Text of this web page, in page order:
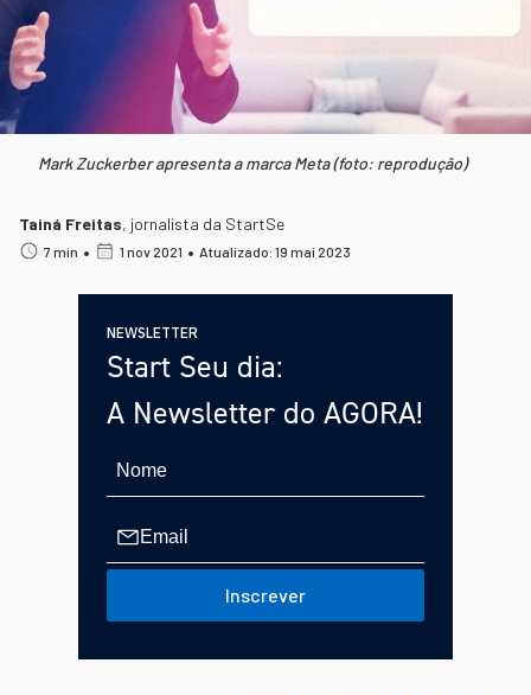
Mark Zuckerber apresenta a marca Meta (foto: reprodução)
Tainá Freitas, jornalista da StartSe
7 min • 1 nov 2021 • Atualizado: 19 mai 2023
NEWSLETTER
Start Seu dia:
A Newsletter do AGORA!
Inscrever